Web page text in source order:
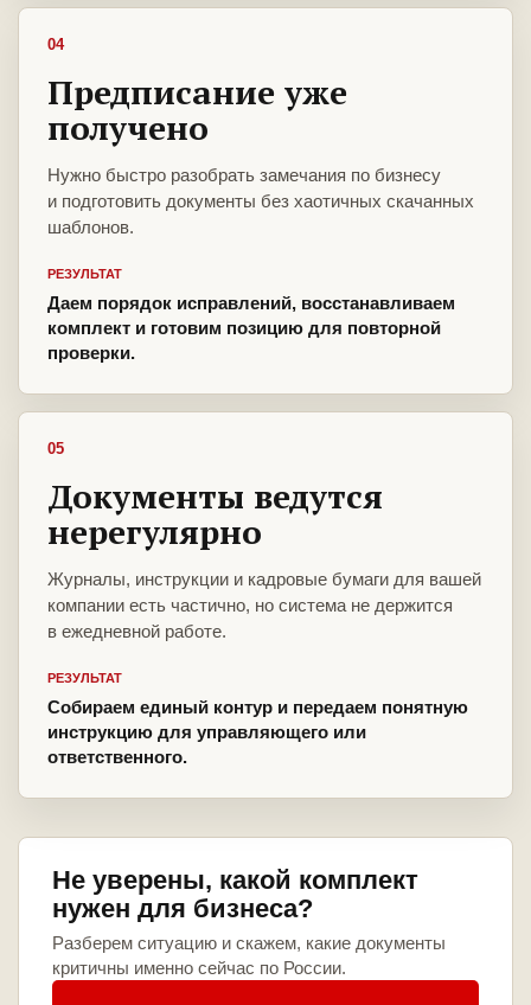
04
Предписание уже
получено
Нужно быстро разобрать замечания по бизнесу
и подготовить документы без хаотичных скачанных
шаблонов.
РЕЗУЛЬТАТ
Даем порядок исправлений, восстанавливаем
комплект и готовим позицию для повторной
проверки.
05
Документы ведутся
нерегулярно
Журналы, инструкции и кадровые бумаги для вашей
компании есть частично, но система не держится
в ежедневной работе.
РЕЗУЛЬТАТ
Собираем единый контур и передаем понятную
инструкцию для управляющего или
ответственного.
Не уверены, какой комплект
нужен для бизнеса?
Разберем ситуацию и скажем, какие документы
критичны именно сейчас по России.